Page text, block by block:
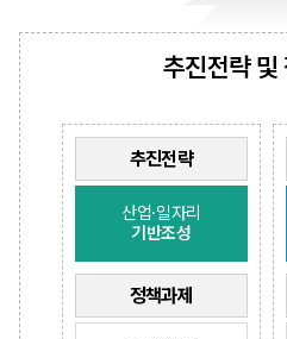
추진전략 및
추진전략
산업·일자리
기반조성
정책과제